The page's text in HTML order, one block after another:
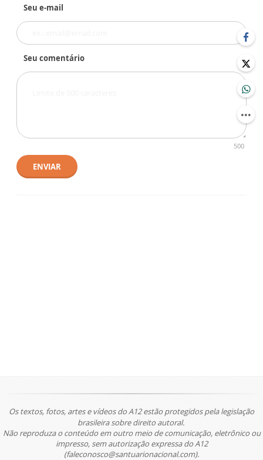
Seu e-mail
Seu comentário
500
ENVIAR
Os textos, fotos, artes e vídeos do A12 estão protegidos pela legislação
brasileira sobre direito autoral.
Não reproduza o conteúdo em outro meio de comunicação, eletrônico ou
impresso, sem autorização expressa do A12
(faleconosco@santuarionacional.com).